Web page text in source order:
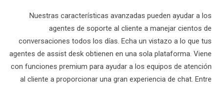
Nuestras características avanzadas pueden ayudar a los
agentes de soporte al cliente a manejar cientos de
conversaciones todos los días. Echa un vistazo a lo que tus
agentes de assist desk obtienen en una sola plataforma. Viene
con funciones premium para ayudar a los equipos de atención
al cliente a proporcionar una gran experiencia de chat. Entre